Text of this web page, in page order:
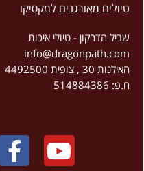
טיולים מאורגנים למקסיקו
שביל הדרקון - טיולי איכות
info@dragonpath.com
האילנות 30 , צופית 4492500
ח.פ: 514884386